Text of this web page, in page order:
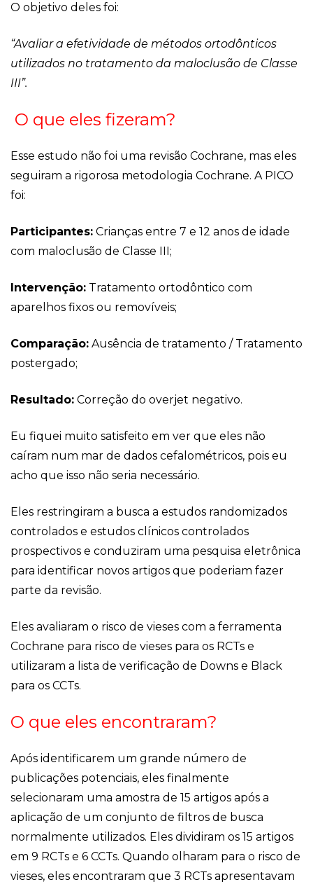
O objetivo deles foi:
“Avaliar a efetividade de métodos ortodônticos
utilizados no tratamento da maloclusão de Classe
III”.
O que eles fizeram?
Esse estudo não foi uma revisão Cochrane, mas eles
seguiram a rigorosa metodologia Cochrane. A PICO
foi:
Participantes: Crianças entre 7 e 12 anos de idade
com maloclusão de Classe III;
Intervenção: Tratamento ortodôntico com
aparelhos fixos ou removíveis;
Comparação: Ausência de tratamento / Tratamento
postergado;
Resultado: Correção do overjet negativo.
Eu fiquei muito satisfeito em ver que eles não
caíram num mar de dados cefalométricos, pois eu
acho que isso não seria necessário.
Eles restringiram a busca a estudos randomizados
controlados e estudos clínicos controlados
prospectivos e conduziram uma pesquisa eletrônica
para identificar novos artigos que poderiam fazer
parte da revisão.
Eles avaliaram o risco de vieses com a ferramenta
Cochrane para risco de vieses para os RCTs e
utilizaram a lista de verificação de Downs e Black
para os CCTs.
O que eles encontraram?
Após identificarem um grande número de
publicações potenciais, eles finalmente
selecionaram uma amostra de 15 artigos após a
aplicação de um conjunto de filtros de busca
normalmente utilizados. Eles dividiram os 15 artigos
em 9 RCTs e 6 CCTs. Quando olharam para o risco de
vieses, eles encontraram que 3 RCTs apresentavam